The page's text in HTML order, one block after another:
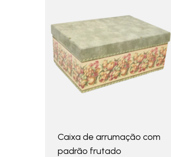
Caixa de arrumação com
padrão frutado